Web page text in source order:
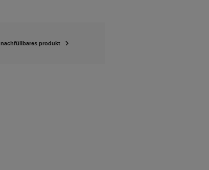
nachfüllbares produkt